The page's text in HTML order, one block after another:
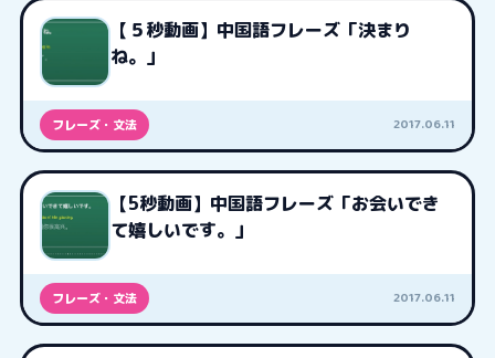
【５秒動画】中国語フレーズ「決まり
ね。」
フレーズ・文法 2017.06.11
【5秒動画】中国語フレーズ「お会いでき
て嬉しいです。」
フレーズ・文法 2017.06.11